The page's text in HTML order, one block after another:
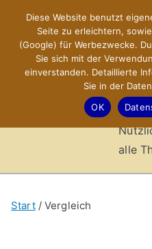
springen
–
alle
Start Vergleich
Diese Website benutzt
Seite zu erleichtern,
(Google) für Werbezwecke.
Sie sich mit der
einverstanden. Detaillierte
Sie in der
OK